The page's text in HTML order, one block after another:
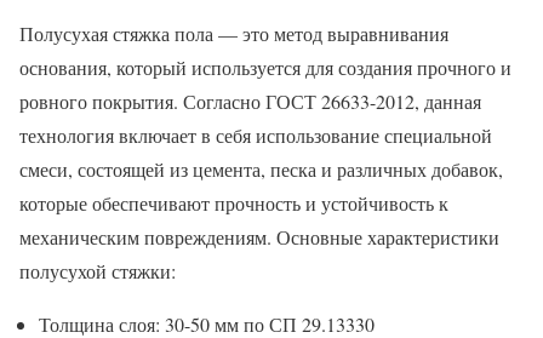
Полусухая стяжка пола — это метод выравнивания
основания, который используется для создания прочного и
ровного покрытия. Согласно ГОСТ 26633-2012, данная
технология включает в себя использование специальной
смеси, состоящей из цемента, песка и различных добавок,
которые обеспечивают прочность и устойчивость к
механическим повреждениям. Основные характеристики
полусухой стяжки:
Толщина слоя: 30-50 мм по СП 29.13330